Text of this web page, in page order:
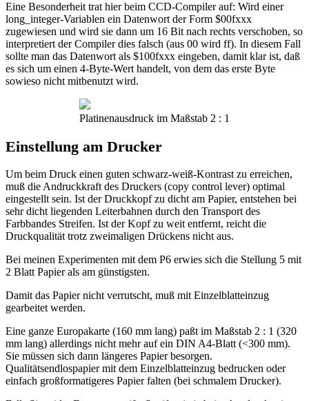
Eine Besonderheit trat hier beim CCD-Compiler auf: Wird einer
long_integer-Variablen ein Datenwort der Form $00fxxx
zugewiesen und wird sie dann um 16 Bit nach rechts verschoben, so
interpretiert der Compiler dies falsch (aus 00 wird ff). In diesem Fall
sollte man das Datenwort als $100fxxx eingeben, damit klar ist, daß
es sich um einen 4-Byte-Wert handelt, von dem das erste Byte
sowieso nicht mitbenutzt wird.
Platinenausdruck im Maßstab 2 : 1
Einstellung am Drucker
Um beim Druck einen guten schwarz-weiß-Kontrast zu erreichen,
muß die Andruckkraft des Druckers (copy control lever) optimal
eingestellt sein. Ist der Druckkopf zu dicht am Papier, entstehen bei
sehr dicht liegenden Leiterbahnen durch den Transport des
Farbbandes Streifen. Ist der Kopf zu weit entfernt, reicht die
Druckqualität trotz zweimaligen Drückens nicht aus.
Bei meinen Experimenten mit dem P6 erwies sich die Stellung 5 mit
2 Blatt Papier als am günstigsten.
Damit das Papier nicht verrutscht, muß mit Einzelblatteinzug
gearbeitet werden.
Eine ganze Europakarte (160 mm lang) paßt im Maßstab 2 : 1 (320
mm lang) allerdings nicht mehr auf ein DIN A4-Blatt (<300 mm).
Sie müssen sich dann längeres Papier besorgen.
Qualitätsendlospapier mit dem Einzelblatteinzug bedrucken oder
einfach großformatigeres Papier falten (bei schmalem Drucker).